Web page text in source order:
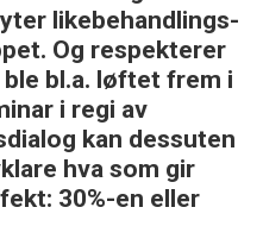
likebehandlings-
Og respekterer
bl.a. løftet frem i
i regi av
kan dessuten
hva som gir
30%-en eller